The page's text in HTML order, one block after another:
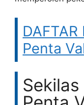
DAFTAR
Penta